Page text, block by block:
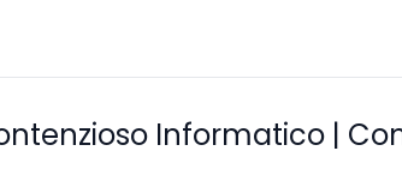
Informatico |